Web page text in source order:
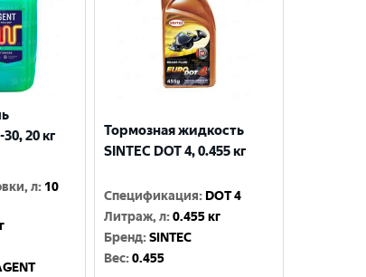
20 кг
л: 10
Тормозная жидкость
SINTEC DOT 4, 0.455 кг
Спецификация: DOT 4
Литраж, л:0.455 кг
Бренд:SINTEC
Вес:0.455